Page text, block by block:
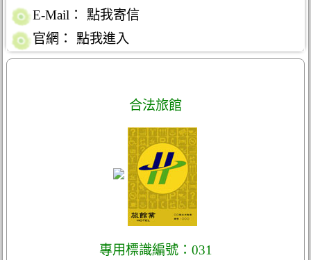
E-Mail：
點我寄信
官網：
點我進入
合法旅館
專用標識編號：031